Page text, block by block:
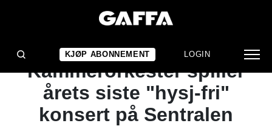
KJØP ABONNEMENT LOGIN
NYHET
Det Norske
Kammerorkester spiller
årets siste "hysj-fri"
konsert på Sentralen